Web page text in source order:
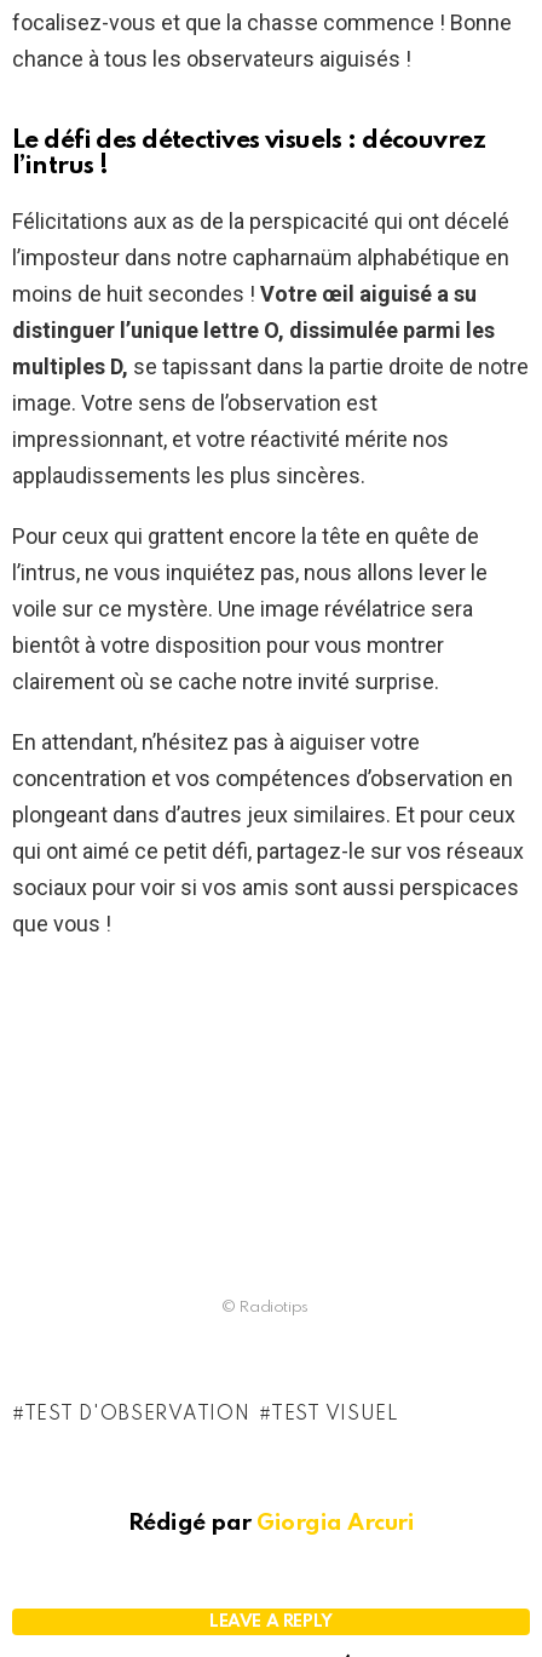
focalisez-vous et que la chasse commence ! Bonne
chance à tous les observateurs aiguisés !
Le défi des détectives visuels : découvrez
l’intrus !
Félicitations aux as de la perspicacité qui ont décelé
l’imposteur dans notre capharnaüm alphabétique en
moins de huit secondes ! Votre œil aiguisé a su
distinguer l’unique lettre O, dissimulée parmi les
multiples D, se tapissant dans la partie droite de notre
image. Votre sens de l’observation est
impressionnant, et votre réactivité mérite nos
applaudissements les plus sincères.
Pour ceux qui grattent encore la tête en quête de
l’intrus, ne vous inquiétez pas, nous allons lever le
voile sur ce mystère. Une image révélatrice sera
bientôt à votre disposition pour vous montrer
clairement où se cache notre invité surprise.
En attendant, n’hésitez pas à aiguiser votre
concentration et vos compétences d’observation en
plongeant dans d’autres jeux similaires. Et pour ceux
qui ont aimé ce petit défi, partagez-le sur vos réseaux
sociaux pour voir si vos amis sont aussi perspicaces
que vous !
© Radiotips
TEST D'OBSERVATION TEST VISUEL
Rédigé par Giorgia Arcuri
LEAVE A REPLY